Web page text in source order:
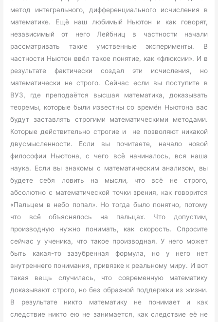
метод интегрального, дифференциального исчисления в
математике. Ещё наш любимый Ньютон и как говорят,
независимый от него Лейбниц в частности начали
рассматривать такие умственные эксперименты. В
частности Ньютон ввёл такое понятие, как «флюксии». И в
результате фактически создал эти исчисления, но
математически не строго. Сейчас если вы поступите в
ВУЗ, где преподаётся высшая математика, доказывать
теоремы, которые были известны со времён Ньютона вас
будут заставлять строгими математическими методами.
Которые действительно строгие и не позволяют никакой
двусмысленности. Если вы почитаете, начало новой
философии Ньютона, с чего всё начиналось, вся наша
наука. Если вы знакомы с математическим анализом, вы
будете себя ловить на мысли, что всё не строго,
абсолютно с математической точки зрения, как говорится
«Пальцем в небо попал». Но тогда было понятно, потому
что всё объяснялось на пальцах. Что допустим,
производную нужно понимать, как скорость. Спросите
сейчас у ученика, что такое производная. У него может
быть какая-то зазубренная формула, но у него нет
внутреннего понимания, привязке к реальному миру. И вот
такая вещь случилась, что современную математику
доказывают строго, но без образной поддержки из жизни.
В результате никто математику не понимает и как
следствие никто ею не занимается, как следствие её не